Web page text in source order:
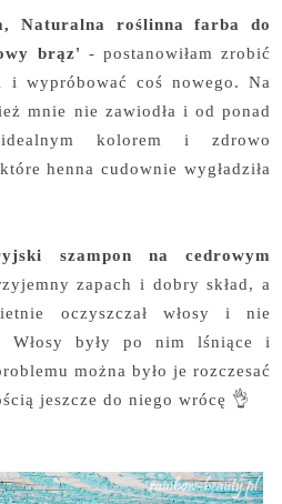
Naturalna roślinna farba do
brąz' - postanowiłam zrobić
i wypróbować coś nowego. Na
mnie nie zawiodła i od ponad
kolorem i zdrowo
henna cudownie wygładziła
szampon na cedrowym
zapach i dobry skład, a
oczyszczał włosy i nie
Włosy były po nim lśniące i
można było je rozczesać
jeszcze do niego wrócę 👌